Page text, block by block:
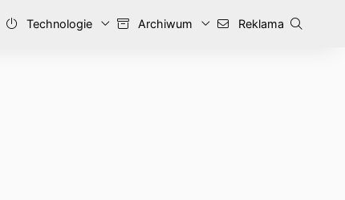
Technologie Archiwum Reklama